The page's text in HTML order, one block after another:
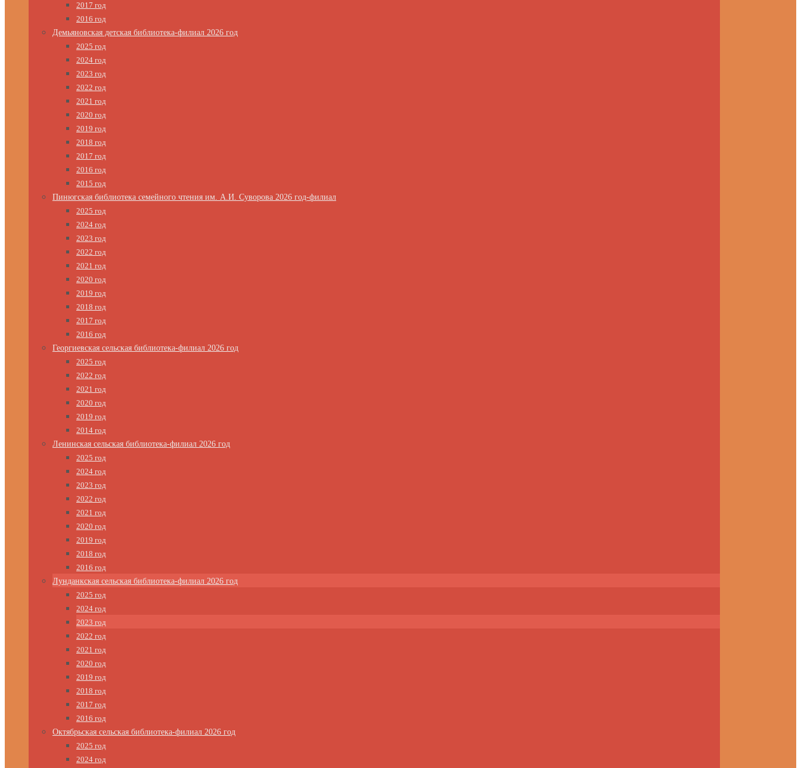
2017 год
2016 год
Демьяновская детская библиотека-филиал 2026 год
2025 год
2024 год
2023 год
2022 год
2021 год
2020 год
2019 год
2018 год
2017 год
2016 год
2015 год
Пинюгская библиотека семейного чтения им. А.И. Суворова 2026 год-филиал
2025 год
2024 год
2023 год
2022 год
2021 год
2020 год
2019 год
2018 год
2017 год
2016 год
Георгиевская сельская библиотека-филиал 2026 год
2025 год
2022 год
2021 год
2020 год
2019 год
2014 год
Ленинская сельская библиотека-филиал 2026 год
2025 год
2024 год
2023 год
2022 год
2021 год
2020 год
2019 год
2018 год
2016 год
Лунданкская сельская библиотека-филиал 2026 год
2025 год
2024 год
2023 год
2022 год
2021 год
2020 год
2019 год
2018 год
2017 год
2016 год
Октябрьская сельская библиотека-филиал 2026 год
2025 год
2024 год